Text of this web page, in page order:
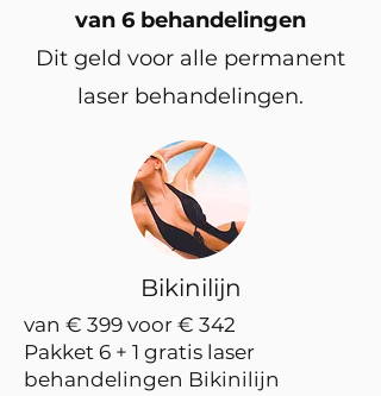
van 6 behandelingen
Dit geld voor alle permanent
laser behandelingen.
Bikinilijn
van € 399 voor € 342
Pakket 6 + 1 gratis laser
behandelingen Bikinilijn